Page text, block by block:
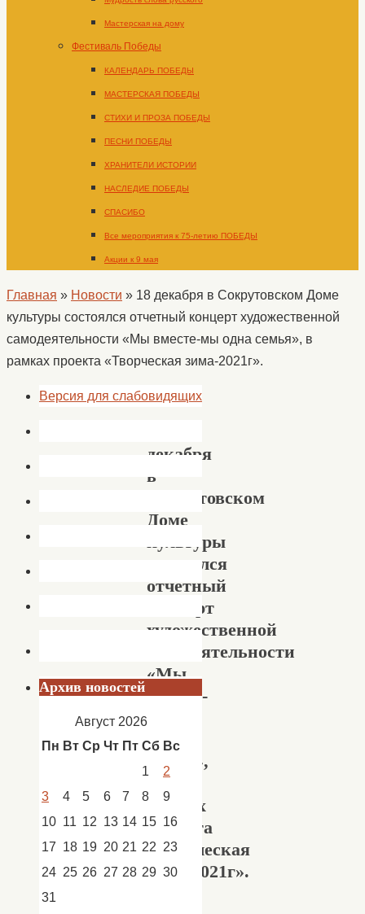
Мастерская на дому
Фестиваль Победы
КАЛЕНДАРЬ ПОБЕДЫ
МАСТЕРСКАЯ ПОБЕДЫ
СТИХИ И ПРОЗА ПОБЕДЫ
ПЕСНИ ПОБЕДЫ
ХРАНИТЕЛИ ИСТОРИИ
НАСЛЕДИЕ ПОБЕДЫ
СПАСИБО
Все мероприятия к 75-летию ПОБЕДЫ
Акции к 9 мая
Главная » Новости » 18 декабря в Сокрутовском Доме
культуры состоялся отчетный концерт художественной
самодеятельности «Мы вместе-мы одна семья», в
рамках проекта «Творческая зима-2021г».
декабря
в
Сокрутовском
Доме
культуры
состоялся
отчетный
концерт
художественной
самодеятельности
«Мы
вместе-
мы
одна
семья»,
рамках
проекта
«Творческая
зима-2021г».
Версия для слабовидящих
Архив новостей
Август 2026
Пн Вт Ср Чт Пт Сб Вс
1
2
3
4 5 6 7 8
9
10 11 12 13 14 15 16
17 18 19 20 21 22 23
24 25 26 27 28 29 30
31